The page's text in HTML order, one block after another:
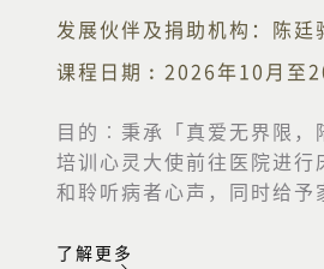
发展伙伴及捐助机构：陈廷
课程日期︰2026年10月至
目的︰ 秉承「真爱无界限，
培训心灵大使前往医院进行
和聆听病者心声，同时给予
了解更多